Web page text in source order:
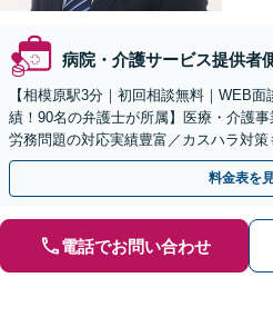
病院・介護サービス提供者
【相模原駅3分｜初回相談無料｜WEB
績！90名の弁護士が所属】医療・介護
労務問題の対応実績豊富／カスハラ対
／忙しい方にも安心の柔軟なサポート体
料金表を
電話でお問い合わせ